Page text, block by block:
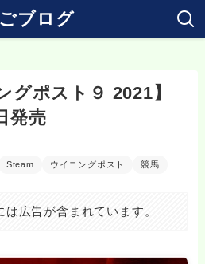
ブログ
グポスト９ 2021】
発売
Steam ウイニングポスト 競馬
広告が含まれています。